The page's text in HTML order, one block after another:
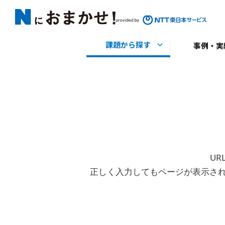
正しく入力してもページが表示さ